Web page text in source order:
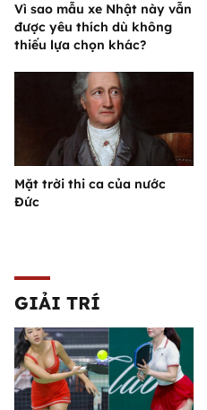
Vì sao mẫu xe Nhật này vẫn
được yêu thích dù không
thiếu lựa chọn khác?
Mặt trời thi ca của nước
Đức
GIẢI TRÍ